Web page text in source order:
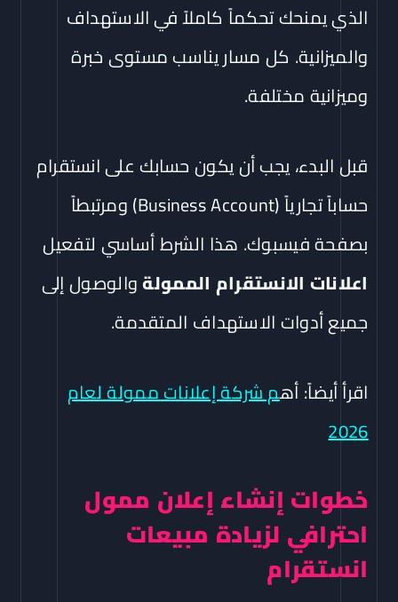
الذي يمنحك تحكماً كاملاً في الاستهداف
والميزانية. كل مسار يناسب مستوى خبرة
وميزانية مختلفة.
قبل البدء، يجب أن يكون حسابك على انستقرام
حساباً تجارياً (Business Account) ومرتبطاً
بصفحة فيسبوك. هذا الشرط أساسي لتفعيل
اعلانات الانستقرام الممولةوالوصول إلى
جميع أدوات الاستهداف المتقدمة.
اقرأ أيضاً:أهم شركة إعلانات ممولة لعام
2026
خطوات إنشاء إعلان ممول
احترافي لزيادة مبيعات
انستقرام